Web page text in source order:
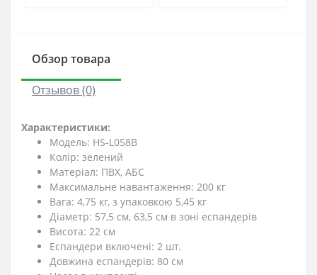
Обзор товара
Отзывов (0)
Характеристики:
Модель: HS-L058B
Колір: зелений
Матеріал: ПВХ, АБС
Максимальне навантаження: 200 кг
Вага: 4,75 кг, з упаковкою 5,45 кг
Діаметр: 57,5 см, 63,5 см в зоні еспандерів
Висота: 22 см
Еспандери включені: 2 шт.
Довжина еспандерів: 80 см